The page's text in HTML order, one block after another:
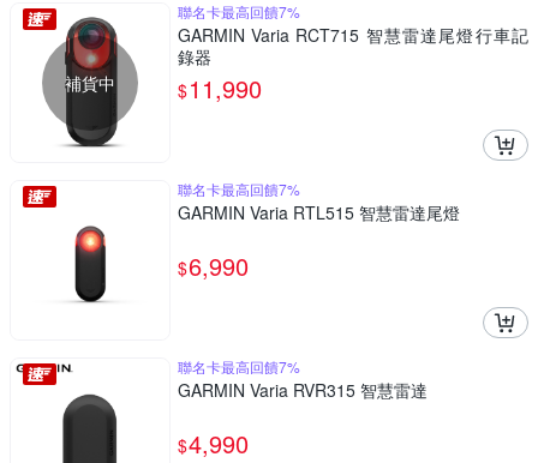
補貨中
聯名卡最高回饋7%
GARMIN Varia RCT715 智慧雷達尾燈行車記
錄器
$11,990
聯名卡最高回饋7%
GARMIN Varia RTL515 智慧雷達尾燈
$6,990
聯名卡最高回饋7%
GARMIN Varia RVR315 智慧雷達
$4,990